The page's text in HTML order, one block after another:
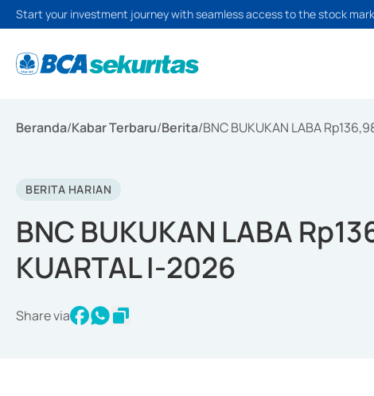
Start your investment journey with seamless access to the stock
Beranda/Kabar Terbaru/Berita/BNC BUKUKAN LABA
BERITA HARIAN
BNC BUKUKAN LABA
KUARTAL I-2026
Share via